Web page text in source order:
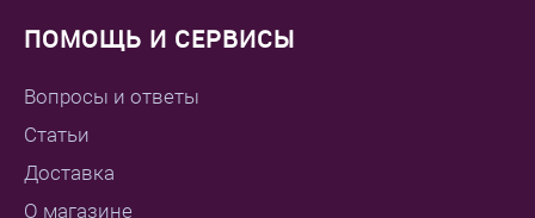
ПОМОЩЬ И СЕРВИСЫ
Вопросы и ответы
Статьи
Доставка
О магазине